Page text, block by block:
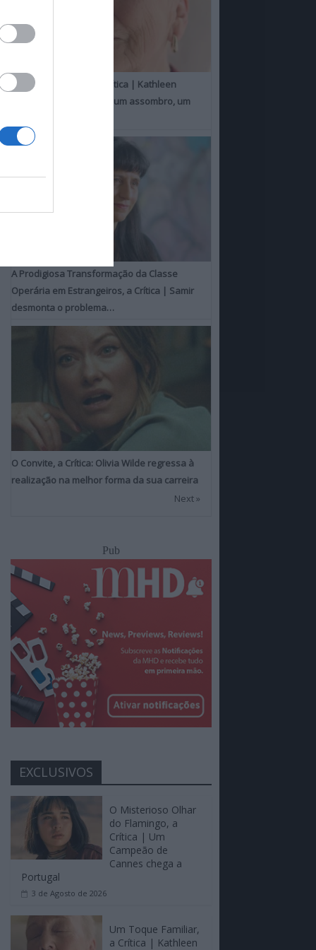
Um Toque Familiar, a Crítica | Kathleen
Chalfant é um espanto, um assombro, um
A Prodigiosa Transformação da Classe
Operária em Estrangeiros, a Crítica | Samir
desmonta o problema…
O Convite, a Crítica: Olivia Wilde regressa à
realização na melhor forma da sua carreira
Next »
Pub
EXCLUSIVOS
O Misterioso Olhar
do Flamingo, a
Crítica | Um
Campeão de
Cannes chega a
Portugal
3 de Agosto de 2026
Um Toque Familiar,
a Crítica | Kathleen